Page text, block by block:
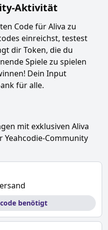
Aktivität
Code fürAliva zu
einreichst, testest
dir Token, die du
Spiele zu spielen
Dein Input
für alle.
mit exklusiven Aliva
Yeahcodie-Community
benötigt